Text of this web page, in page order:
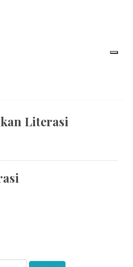
Literasi